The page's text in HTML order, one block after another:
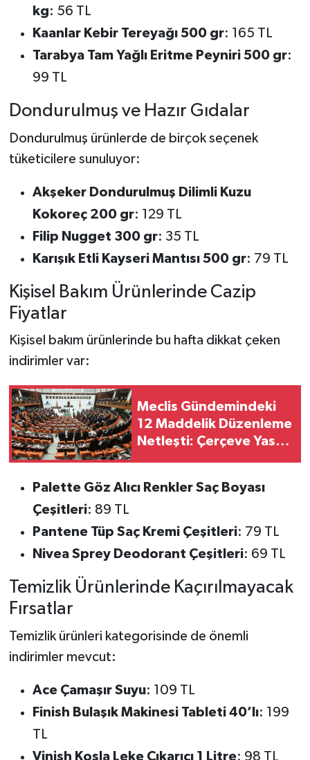
kg: 56 TL
Kaanlar Kebir Tereyağı 500 gr: 165 TL
Tarabya Tam Yağlı Eritme Peyniri 500 gr:
99 TL
Dondurulmuş ve Hazır Gıdalar
Dondurulmuş ürünlerde de birçok seçenek
tüketicilere sunuluyor:
Akşeker Dondurulmuş Dilimli Kuzu
Kokoreç 200 gr: 129 TL
Filip Nugget 300 gr: 35 TL
Karışık Etli Kayseri Mantısı 500 gr: 79 TL
Kişisel Bakım Ürünlerinde Cazip
Fiyatlar
Kişisel bakım ürünlerinde bu hafta dikkat çeken
indirimler var:
Meclis Gündemindeki
12 Maddelik Düzenleme
Netleşti: Çerçeve Yasa
Alıyor?
Palette Göz Alıcı Renkler Saç Boyası
Çeşitleri: 89 TL
Pantene Tüp Saç Kremi Çeşitleri: 79 TL
Nivea Sprey Deodorant Çeşitleri: 69 TL
Temizlik Ürünlerinde Kaçırılmayacak
Fırsatlar
Temizlik ürünleri kategorisinde de önemli
indirimler mevcut:
Ace Çamaşır Suyu: 109 TL
Finish Bulaşık Makinesi Tableti 40’lı: 199
TL
Vinish Kosla Leke Çıkarıcı 1 Litre: 98 TL